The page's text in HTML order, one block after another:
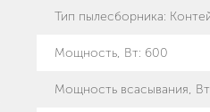
Тип пылесборника:
Мощность, Вт: 600
Мощность всасывания, Вт